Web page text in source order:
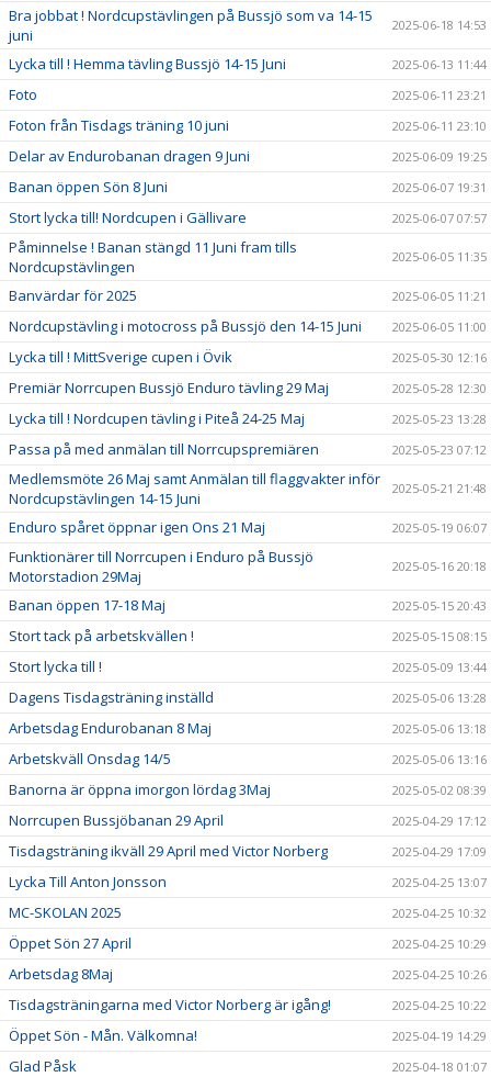
Bra jobbat ! Nordcupstävlingen på Bussjö som va 14-15
juni
2025-06-18 14:53
Lycka till ! Hemma tävling Bussjö 14-15 Juni 2025-06-13 11:44
Foto 2025-06-11 23:21
Foton från Tisdags träning 10 juni 2025-06-11 23:10
Delar av Endurobanan dragen 9 Juni 2025-06-09 19:25
Banan öppen Sön 8 Juni 2025-06-07 19:31
Stort lycka till! Nordcupen i Gällivare 2025-06-07 07:57
Påminnelse ! Banan stängd 11 Juni fram tills
Nordcupstävlingen
2025-06-05 11:35
Banvärdar för 2025 2025-06-05 11:21
Nordcupstävling i motocross på Bussjö den 14-15 Juni 2025-06-05 11:00
Lycka till ! MittSverige cupen i Övik 2025-05-30 12:16
Premiär Norrcupen Bussjö Enduro tävling 29 Maj 2025-05-28 12:30
Lycka till ! Nordcupen tävling i Piteå 24-25 Maj 2025-05-23 13:28
Passa på med anmälan till Norrcupspremiären 2025-05-23 07:12
Medlemsmöte 26 Maj samt Anmälan till flaggvakter inför
Nordcupstävlingen 14-15 Juni
2025-05-21 21:48
Enduro spåret öppnar igen Ons 21 Maj 2025-05-19 06:07
Funktionärer till Norrcupen i Enduro på Bussjö
Motorstadion 29Maj
2025-05-16 20:18
Banan öppen 17-18 Maj 2025-05-15 20:43
Stort tack på arbetskvällen ! 2025-05-15 08:15
Stort lycka till ! 2025-05-09 13:44
Dagens Tisdagsträning inställd 2025-05-06 13:28
Arbetsdag Endurobanan 8 Maj 2025-05-06 13:18
Arbetskväll Onsdag 14/5 2025-05-06 13:16
Banorna är öppna imorgon lördag 3Maj 2025-05-02 08:39
Norrcupen Bussjöbanan 29 April 2025-04-29 17:12
Tisdagsträning ikväll 29 April med Victor Norberg 2025-04-29 17:09
Lycka Till Anton Jonsson 2025-04-25 13:07
MC-SKOLAN 2025 2025-04-25 10:32
Öppet Sön 27 April 2025-04-25 10:29
Arbetsdag 8Maj 2025-04-25 10:26
Tisdagsträningarna med Victor Norberg är igång! 2025-04-25 10:22
Öppet Sön - Mån. Välkomna! 2025-04-19 14:29
Glad Påsk 2025-04-18 01:07